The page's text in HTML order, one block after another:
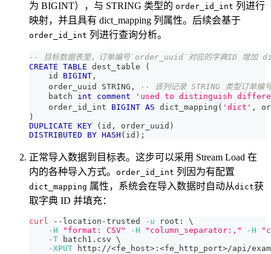
为 BIGINT），与 STRING 类型的 order_id_int 列进行
映射，并且具有 dict_mapping 列属性。后续会基于
order_id_int 列进行查询分析。
-- 目标数据表里，订单编号`order_uuid`对应的字典ID 增加
CREATE TABLE dest_table
(
    id
BIGINT ,
    order_uuid STRING
,
-- 该列记录 STRING 类型订单编
    batch
int comment
'used to distinguish
    order_id_int
BIGINT AS dict_mapping ( 'dict' ,
)
DUPLICATE KEY ( id , order_uuid )
DISTRIBUTED
BY HASH ( id ) ;
正常导入数据到目标表。这步可以采用 Stream Load 在
内的各种导入方式。 order_id_int 列因为有配置
dict_mapping 属性，系统会在导入数据时自动从dict获
取字典 ID 并填充：
curl --location-trusted -u root: \
-H
"format: CSV" -H "column_separator:," -H
-T batch1.csv \
-XPUT http://<fe_host> : <fe_http_port>/api/